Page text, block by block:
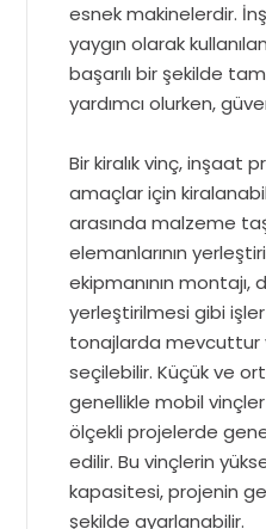
esnek makinelerdir.
yaygın olarak
başarılı bir şekilde
yardımcı olurken,
Bir kiralık vinç, inşaat
amaçlar için
arasında malzeme
elemanlarının
ekipmanının montajı,
yerleştirilmesi gibi
tonajlarda mevcuttur
seçilebilir. Küçük ve
genellikle mobil vinçler
ölçekli projelerde
edilir. Bu vinçlerin
kapasitesi, projenin
şekilde ayarlanabilir.